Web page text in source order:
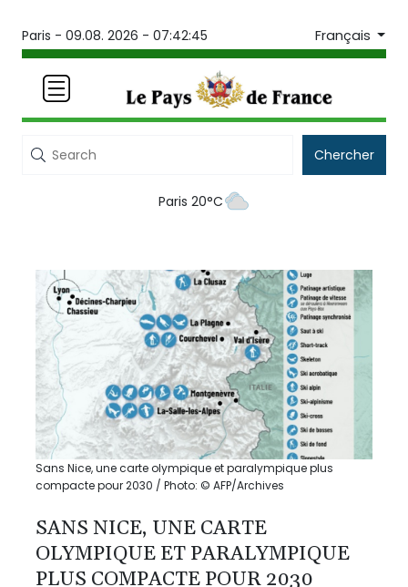
Paris - 09.08. 2026 - 07:42:45 Français
Chercher
Paris 20°C
Sans Nice, une carte olympique et paralympique plus
compacte pour 2030 / Photo: © AFP/Archives
SANS NICE, UNE CARTE
OLYMPIQUE ET PARALYMPIQUE
PLUS COMPACTE POUR 2030